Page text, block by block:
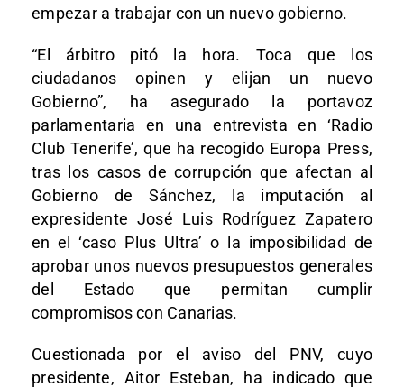
empezar a trabajar con un nuevo gobierno.
“El árbitro pitó la hora. Toca que los
ciudadanos opinen y elijan un nuevo
Gobierno”, ha asegurado la portavoz
parlamentaria en una entrevista en ‘Radio
Club Tenerife’, que ha recogido Europa Press,
tras los casos de corrupción que afectan al
Gobierno de Sánchez, la imputación al
expresidente José Luis Rodríguez Zapatero
en el ‘caso Plus Ultra’ o la imposibilidad de
aprobar unos nuevos presupuestos generales
del Estado que permitan cumplir
compromisos con Canarias.
Cuestionada por el aviso del PNV, cuyo
presidente, Aitor Esteban, ha indicado que